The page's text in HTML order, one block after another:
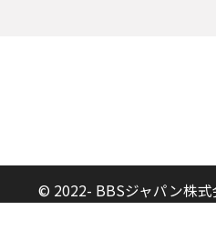
© 2022- BBSジャパン株